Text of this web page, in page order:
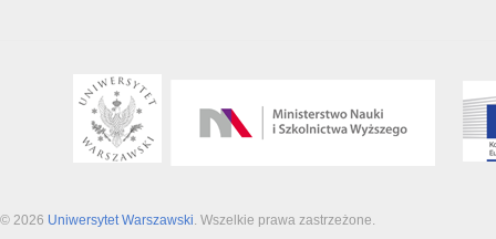
© 2026 Uniwersytet Warszawski . Wszelkie prawa zastrzeżone.